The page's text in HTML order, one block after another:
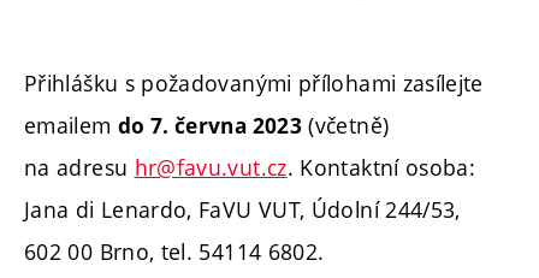
Přihlášku s požadovanými přílohami zasílejte
emailem do 7. června 2023 (včetně)
na adresu hr@favu.vut.cz. Kontaktní osoba:
Jana di Lenardo, FaVU VUT, Údolní 244/53,
602 00 Brno, tel. 54114 6802.